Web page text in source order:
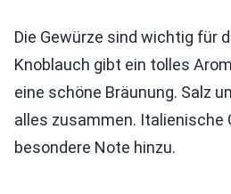
Die Gewürze sind wichtig für
Knoblauch gibt ein tolles
eine schöne Bräunung. Salz
alles zusammen. Italienische
besondere Note hinzu.